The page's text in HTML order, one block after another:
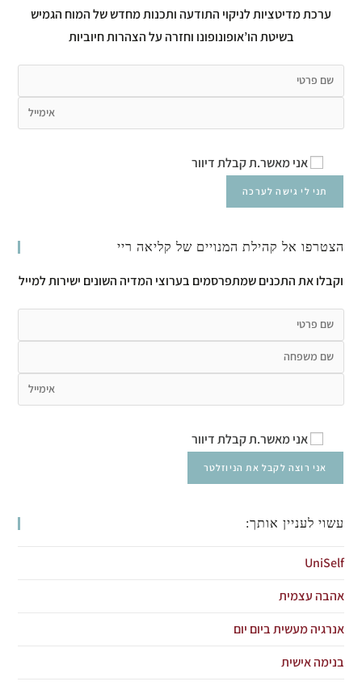
ערכת מדיטציות לניקוי התודעה ותכנות מחדש של המוח הגמיש
בשיטת הו’אופונופונו וחזרה על הצהרות חיוביות
אני מאשר.ת קבלת דיוור
הצטרפו אל קהילת המנויים של קליאה ריי
וקבלו את התכנים שמתפרסמים בערוצי המדיה השונים ישירות למייל
אני מאשר.ת קבלת דיוור
עשוי לעניין אותך:
UniSelf
אהבה עצמית
אנרגיה מעשית ביום יום
בנימה אישית